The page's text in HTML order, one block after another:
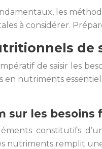
les
à considérer.
de
de saisir les
nutriments
sur les besoins
constitutifs
nutriments remplit